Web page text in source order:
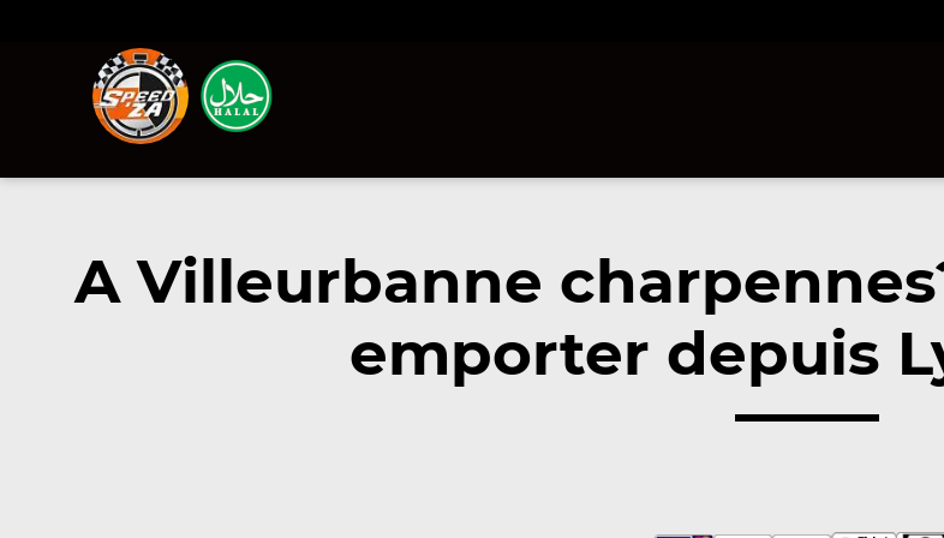
A Villeurbanne
emporter depuis